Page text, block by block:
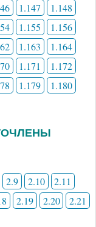
1.147
1.148
1.155
1.156
1.163
1.164
1.171
1.172
1.179
1.180
2.9 2.10
2.11
2.19 2.20
2.21